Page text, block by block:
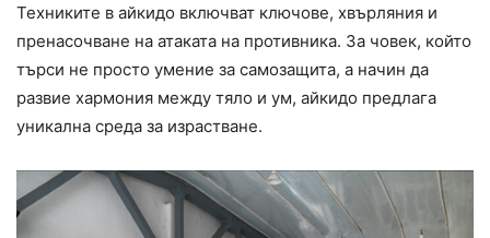
Техниките в айкидо включват ключове, хвърляния и
пренасочване на атаката на противника. За човек, който
търси не просто умение за самозащита, а начин да
развие хармония между тяло и ум, айкидо предлага
уникална среда за израстване.